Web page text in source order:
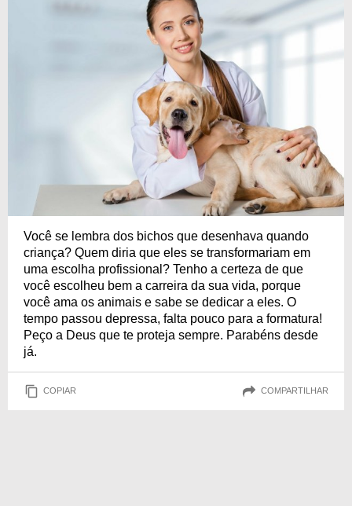
Você se lembra dos bichos que desenhava quando
criança? Quem diria que eles se transformariam em
uma escolha profissional? Tenho a certeza de que
você escolheu bem a carreira da sua vida, porque
você ama os animais e sabe se dedicar a eles. O
tempo passou depressa, falta pouco para a formatura!
Peço a Deus que te proteja sempre. Parabéns desde
já.
COPIAR COMPARTILHAR